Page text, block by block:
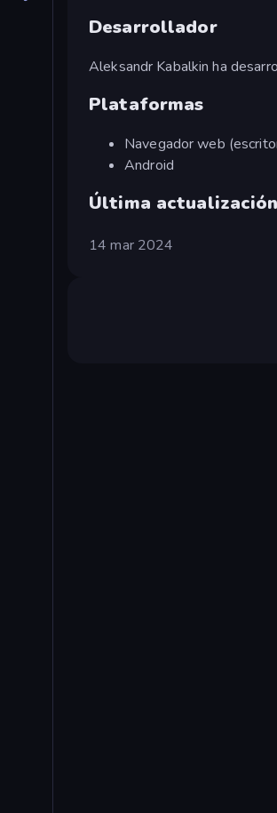
Desarrollador
Aleksandr Kabalkin ha
Plataformas
Navegador web
Android
Última actualización
14 mar 2024